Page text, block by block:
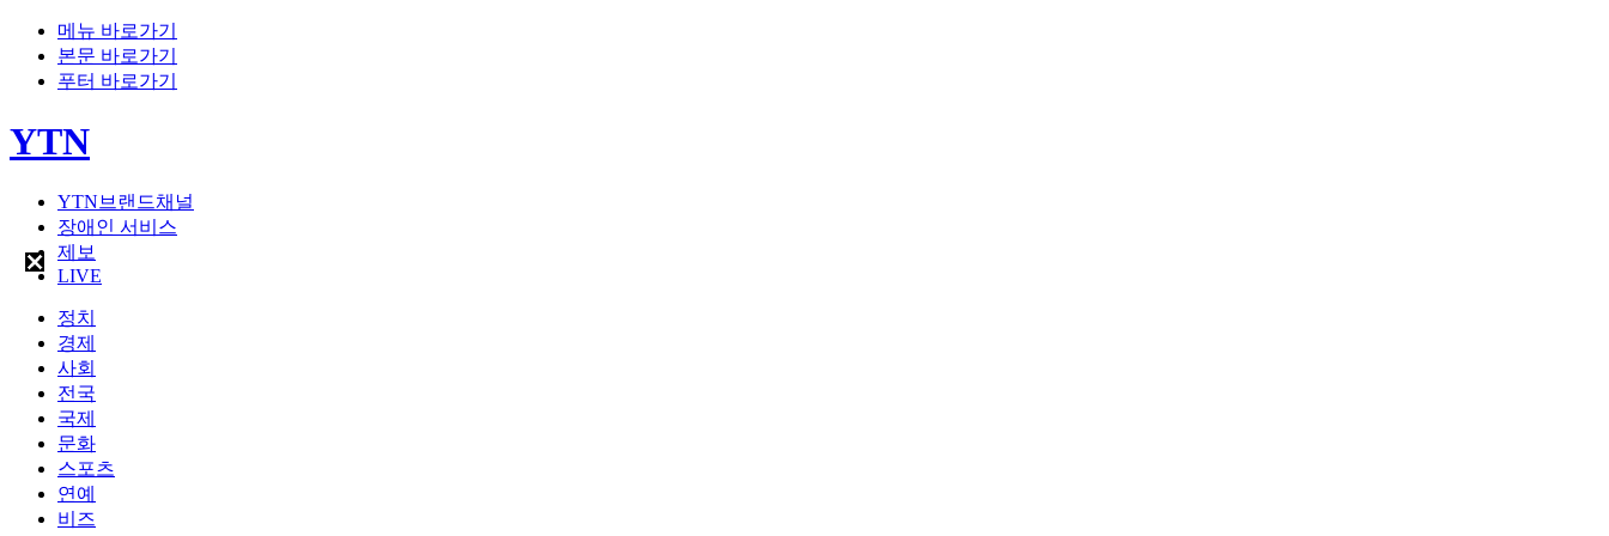
메뉴 바로가기
본문 바로가기
푸터 바로가기
YTN
YTN브랜드채널
장애인 서비스
제보
LIVE
정치
경제
사회
전국
국제
문화
스포츠
연예
비즈